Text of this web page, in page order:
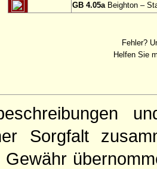
GB 4.05aBeighton –
Fehler?
Helfen Sie
Sorgfalt
Gewähr